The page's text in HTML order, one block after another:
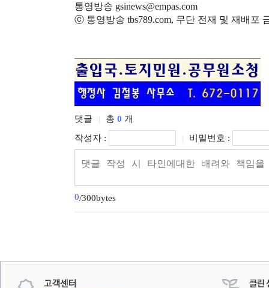
통영방송 gsinews@empas.com
ⓒ 통영방송 tbs789.com, 무단 전재 및 재배포
댓글 총 0 개
작성자 :
비밀번호 :
0/300bytes